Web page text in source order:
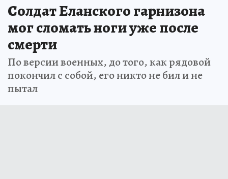
Солдат Еланского гарнизона
мог сломать ноги уже после
смерти
По версии военных, до того, как рядовой
покончил с собой, его никто не бил и не
пытал